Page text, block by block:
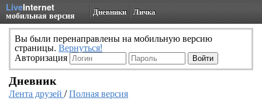
LiveInternet
мобильная версия Дневники Личка
Вы были перенаправлены на мобильную версию
страницы. Вернуться!
Авторизация
Дневник
Лента друзей /Полная версия